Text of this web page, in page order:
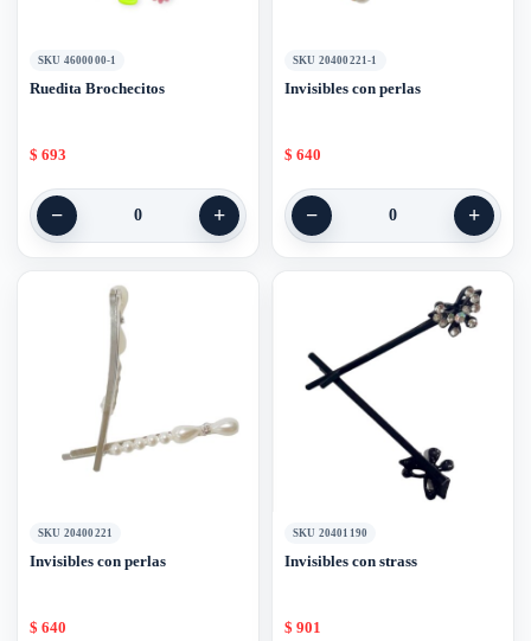
SKU 4600000-1
Ruedita Brochecitos
$ 693
− 0 +
SKU 20400221-1
Invisibles con perlas
$ 640
− 0 +
SKU 20400221
Invisibles con perlas
$ 640
SKU 20401190
Invisibles con strass
$ 901